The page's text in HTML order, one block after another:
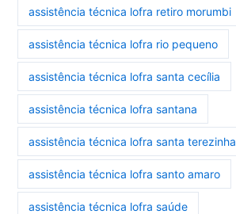
assistência técnica lofra retiro morumbi
assistência técnica lofra rio pequeno
assistência técnica lofra santa cecília
assistência técnica lofra santana
assistência técnica lofra santa terezinha
assistência técnica lofra santo amaro
assistência técnica lofra saúde